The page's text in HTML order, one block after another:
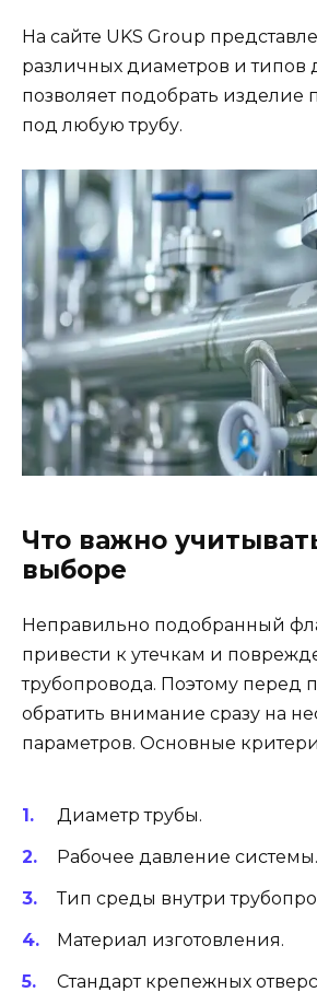
На сайте UKS Group
различных диаметров и типов
позволяет подобрать изделие
под любую трубу.
Что важно
выборе
Неправильно подобранный
привести к утечкам и
трубопровода. Поэтому перед
обратить внимание сразу на
параметров. Основные
Диаметр трубы.
Рабочее давление системы.
Тип среды внутри
Материал изготовления.
Стандарт крепежных